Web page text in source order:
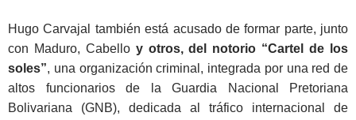
Hugo Carvajal también está acusado de formar parte, junto
con Maduro, Cabello y otros, del notorio “Cartel de los
soles”, una organización criminal, integrada por una red de
altos funcionarios de la Guardia Nacional Pretoriana
Bolivariana (GNB), dedicada al tráfico internacional de